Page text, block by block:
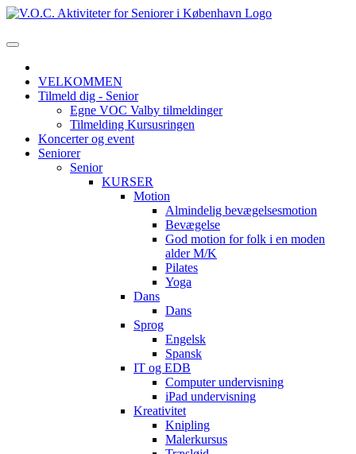
VELKOMMEN
Tilmeld dig - Senior
Egne VOC Valby tilmeldinger
Tilmelding Kursusringen
Koncerter og event
Seniorer
Senior
KURSER
Motion
Almindelig bevægelsesmotion
Bevægelse
God motion for folk i en moden
alder M/K
Pilates
Yoga
Dans
Dans
Sprog
Engelsk
Spansk
IT og EDB
Computer undervisning
iPad undervisning
Kreativitet
Knipling
Malerkursus